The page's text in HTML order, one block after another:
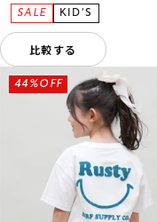
比較する
44%OFF